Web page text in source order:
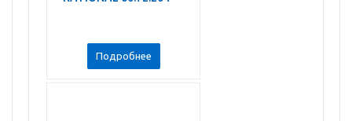
Подробнее